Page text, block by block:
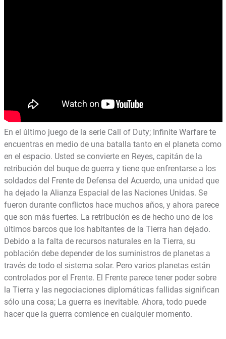
En el último juego de la serie Call of Duty; Infinite Warfare te
encuentras en medio de una batalla tanto en el planeta como
en el espacio. Usted se convierte en Reyes, capitán de la
retribución del buque de guerra y tiene que enfrentarse a los
soldados del Frente de Defensa del Acuerdo, una unidad que
ha dejado la Alianza Espacial de las Naciones Unidas. Se
fueron durante conflictos hace muchos años, y ahora parece
que son más fuertes. La retribución es de hecho uno de los
últimos barcos que los habitantes de la Tierra han dejado.
Debido a la falta de recursos naturales en la Tierra, su
población debe depender de los suministros de planetas a
través de todo el sistema solar. Pero varios planetas están
controlados por el Frente. El Frente parece tener poder sobre
la Tierra y las negociaciones diplomáticas fallidas significan
sólo una cosa; La guerra es inevitable. Ahora, todo puede
hacer que la guerra comience en cualquier momento.